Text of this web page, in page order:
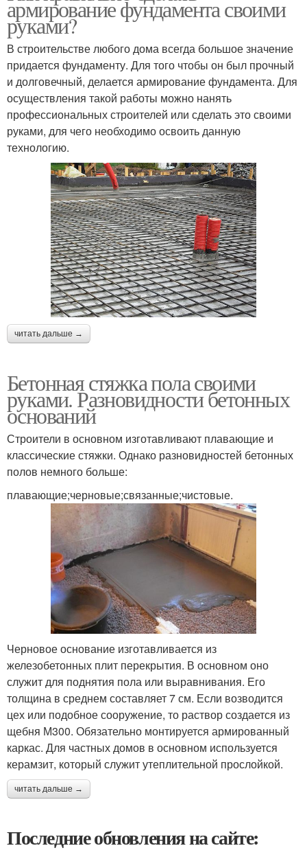
армирование фундамента своими
руками?
В строительстве любого дома всегда большое значение
придается фундаменту. Для того чтобы он был прочный
и долговечный, делается армирование фундамента. Для
осуществления такой работы можно нанять
профессиональных строителей или сделать это своими
руками, для чего необходимо освоить данную
технологию.
читать дальше →
Бетонная стяжка пола своими
руками. Разновидности бетонных
оснований
Строители в основном изготавливают плавающие и
классические стяжки. Однако разновидностей бетонных
полов немного больше:
плавающие;черновые;связанные;чистовые.
Черновое основание изготавливается из
железобетонных плит перекрытия. В основном оно
служит для поднятия пола или выравнивания. Его
толщина в среднем составляет 7 см. Если возводится
цех или подобное сооружение, то раствор создается из
щебня М300. Обязательно монтируется армированный
каркас. Для частных домов в основном используется
керамзит, который служит утеплительной прослойкой.
читать дальше →
Последние обновления на сайте: